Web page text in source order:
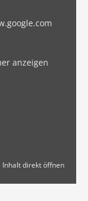
anzeigen
Inhalt direkt öffnen